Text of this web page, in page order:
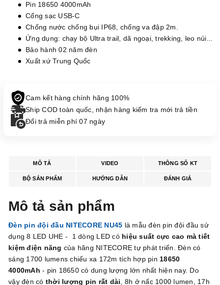
Pin 18650 4000mAh
Cổng sạc USB-C
Chống nước chống bụi IP68, chống va đập 2m.
Ứng dụng: chạy bộ Ultra trail, dã ngoại, trekking, leo núi...
Bảo hành 02 năm đèn
Xuất xứ Trung Quốc
Cam kết hàng chính hãng 100%
Ship COD toàn quốc, nhận hàng kiểm tra mới trả tiền
Đổi trả miễn phí 07 ngày
MÔ TẢ VIDEO THÔNG SỐ KT
BỘ SẢN PHẨM HƯỚNG DẪN ĐÁNH GIÁ
Mô tả sản phẩm
Đèn pin đội đầu NITECORE NU45 là mẫu đèn pin đội đầu sử
dụng 8 LED UHE - 1 dòng LED có hiệu suất cực cao mà tiết
kiệm điện năng của hãng NITECORE tự phát triển. Đèn có
sáng 1700 lumens chiếu xa 172m tích hợp pin 18650
4000mAh - pin 18650 có dung lượng lớn nhất hiện nay. Do
vậy đèn có thời lượng pin rất dài, 8h ở nấc 1000 lumen, 17h